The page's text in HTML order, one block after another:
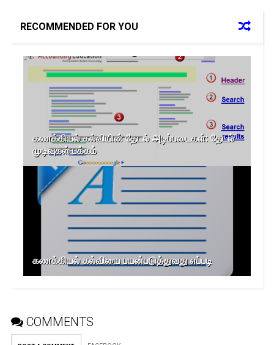
RECOMMENDED FOR YOU
கணக்கியல் கல்வியின் தேடல் அடிப்படைகள்: தேடல்
முடிவுகள் பக்கம்
கணக்கியல் கல்வியை பயன்படுத்துவது எப்படி
COMMENTS